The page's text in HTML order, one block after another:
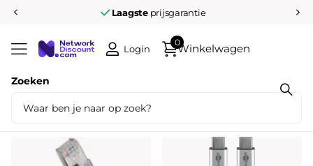
Laagsteprijsgarantie
Zoeken
Login Winkelwagen
0